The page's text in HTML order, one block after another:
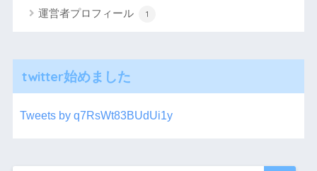
運営者プロフィール 1
twitter始めました
Tweets by q7RsWt83BUdUi1y